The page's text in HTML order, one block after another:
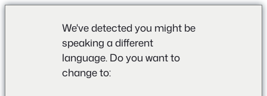
We've detected you might be
speaking a different
language. Do you want to
change to: